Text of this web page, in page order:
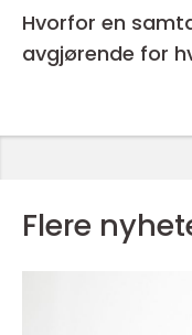
Hvorfor en
avgjørende for
Flere